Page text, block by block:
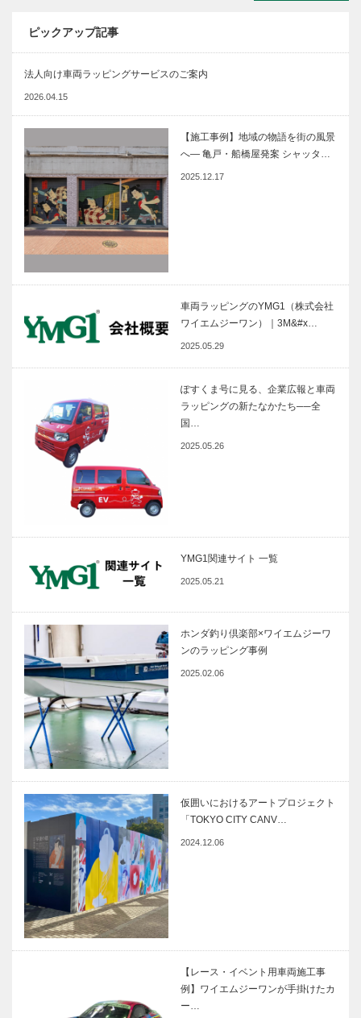
ピックアップ記事
法人向け車両ラッピングサービスのご案内
2026.04.15
【施工事例】地域の物語を街の風景
へ― 亀戸・船橋屋発案 シャッタ…
2025.12.17
車両ラッピングのYMG1（株式会社
ワイエムジーワン）｜3M&#x…
2025.05.29
ぽすくま号に見る、企業広報と車両
ラッピングの新たなかたち──全
国…
2025.05.26
YMG1関連サイト 一覧
2025.05.21
ホンダ釣り倶楽部×ワイエムジーワ
ンのラッピング事例
2025.02.06
仮囲いにおけるアートプロジェクト
「TOKYO CITY CANV…
2024.12.06
【レース・イベント用車両施工事
例】ワイエムジーワンが手掛けたカ
ー…